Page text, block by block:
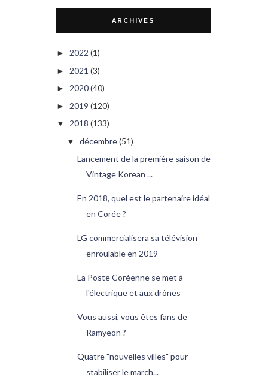
ARCHIVES
► 2022 (1)
► 2021 (3)
► 2020(40)
► 2019 (120)
▼ 2018 (133)
▼ décembre(51)
Lancement de la première saison de
Vintage Korean ...
En 2018, quel est le partenaire idéal
en Corée ?
LG commercialisera sa télévision
enroulable en 2019
La Poste Coréenne se met à
l'électrique et aux drônes
Vous aussi, vous êtes fans de
Ramyeon ?
Quatre "nouvelles villes" pour
stabiliser le march...